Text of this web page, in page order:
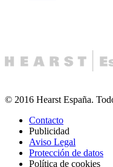
© 2016 Hearst España.
Contacto
Publicidad
Aviso Legal
Protección de datos
Política de cookies